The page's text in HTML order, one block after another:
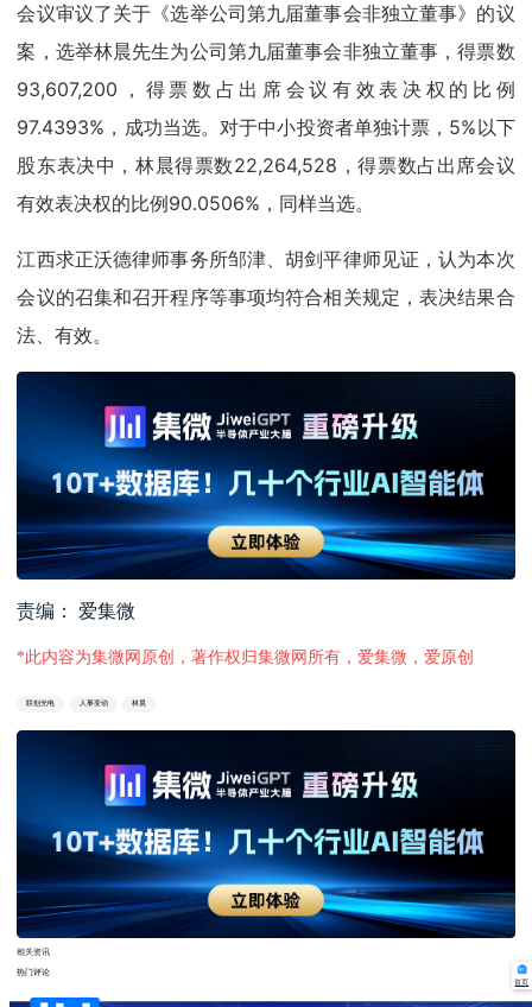
会议审议了关于《选举公司第九届董事会非独立董事》的议
案，选举林晨先生为公司第九届董事会非独立董事，得票数
93,607,200，得票数占出席会议有效表决权的比例
97.4393%，成功当选。对于中小投资者单独计票，5%以下
股东表决中，林晨得票数22,264,528，得票数占出席会议
有效表决权的比例90.0506%，同样当选。
江西求正沃德律师事务所邹津、胡剑平律师见证，认为本次
会议的召集和召开程序等事项均符合相关规定，表决结果合
法、有效。
责编： 爱集微
*此内容为集微网原创，著作权归集微网所有，爱集微，爱原创
联创光电 人事变动 林晨
相关资讯
热门评论
首页